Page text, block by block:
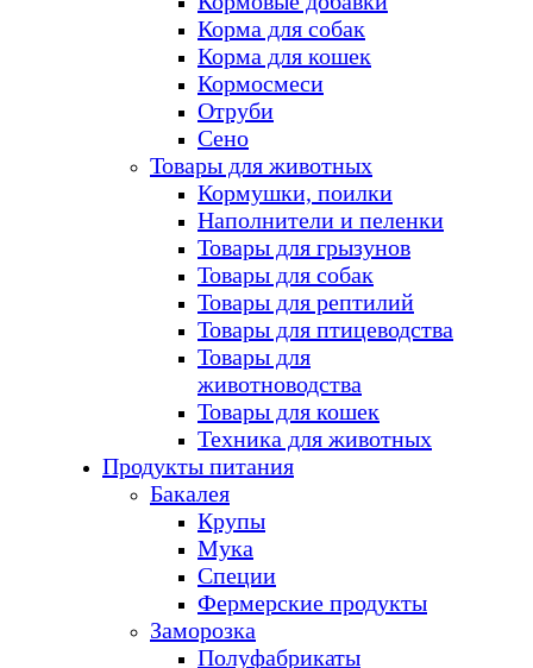
Корма для собак
Корма для кошек
Кормосмеси
Отруби
Сено
Товары для животных
Кормушки, поилки
Наполнители и пеленки
Товары для грызунов
Товары для собак
Товары для рептилий
Товары для птицеводства
Товары для
животноводства
Товары для кошек
Техника для животных
Продукты питания
Бакалея
Крупы
Мука
Специи
Фермерские продукты
Заморозка
Полуфабрикаты